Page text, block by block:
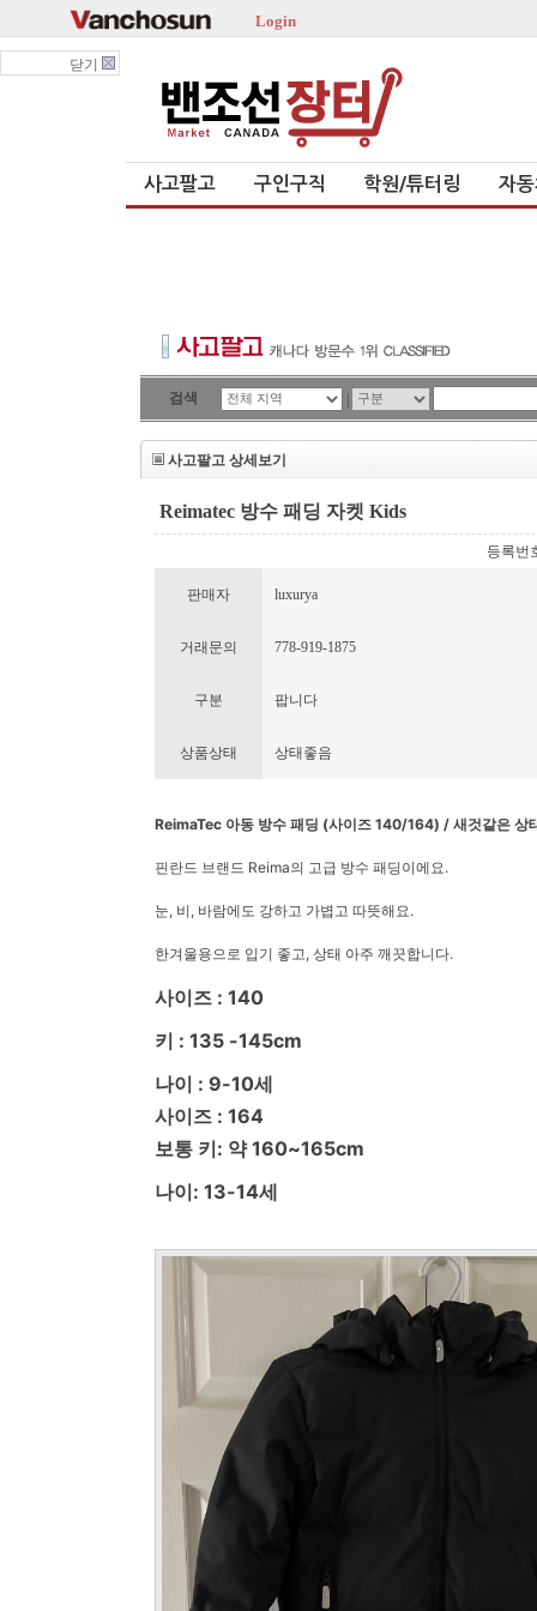
Login
닫기
사고팔고 구인구직 학원/튜터링 자
검색 |
사고팔고 상세보기
Reimatec 방수 패딩 자켓 Kids
등록번
판매자 luxurya
거래문의 778-919-1875
구분 팝니다
상품상태 상태좋음
ReimaTec 아동 방수 패딩 (사이즈 140/164) / 새것같은 상
핀란드 브랜드 Reima의 고급 방수 패딩이에요.
눈, 비, 바람에도 강하고 가볍고 따뜻해요.
한겨울용으로 입기 좋고, 상태 아주 깨끗합니다.
사이즈 : 140
키 : 135 -145cm
나이 : 9-10세
사이즈 : 164
보통 키: 약 160~165cm
나이: 13-14세